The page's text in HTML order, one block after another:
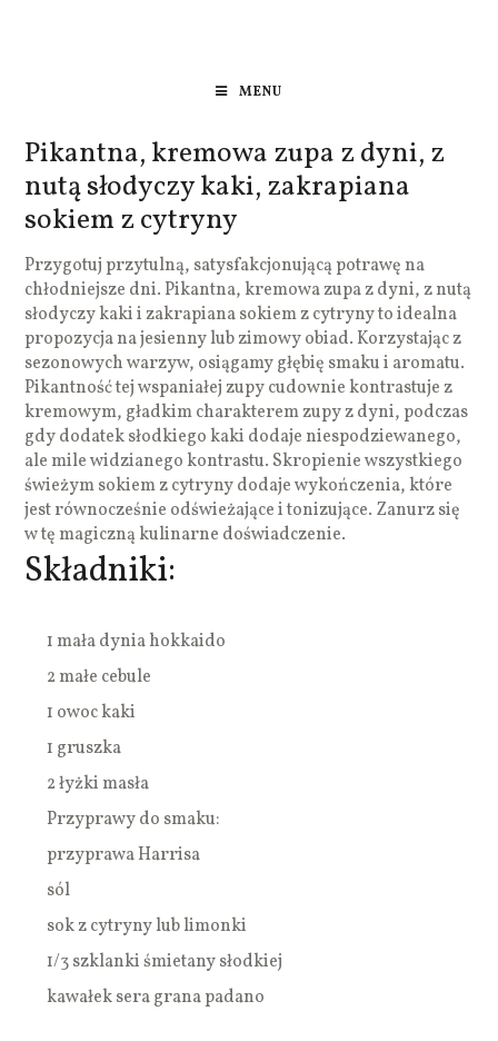
MENU
Pikantna, kremowa zupa z dyni, z
nutą słodyczy kaki, zakrapiana
sokiem z cytryny
Przygotuj przytulną, satysfakcjonującą potrawę na
chłodniejsze dni. Pikantna, kremowa zupa z dyni, z nutą
słodyczy kaki i zakrapiana sokiem z cytryny to idealna
propozycja na jesienny lub zimowy obiad. Korzystając z
sezonowych warzyw, osiągamy głębię smaku i aromatu.
Pikantność tej wspaniałej zupy cudownie kontrastuje z
kremowym, gładkim charakterem zupy z dyni, podczas
gdy dodatek słodkiego kaki dodaje niespodziewanego,
ale mile widzianego kontrastu. Skropienie wszystkiego
świeżym sokiem z cytryny dodaje wykończenia, które
jest równocześnie odświeżające i tonizujące. Zanurz się
w tę magiczną kulinarne doświadczenie.
Składniki:
1 mała dynia hokkaido
2 małe cebule
1 owoc kaki
1 gruszka
2 łyżki masła
Przyprawy do smaku:
przyprawa Harrisa
sól
sok z cytryny lub limonki
1/3 szklanki śmietany słodkiej
kawałek sera grana padano